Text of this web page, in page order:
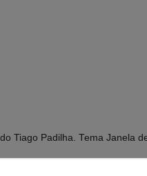
Tiago Padilha. Tema Janela